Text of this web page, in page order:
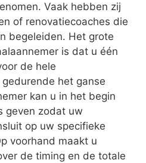
Vaak hebben zij
of renovatiecoaches die
begeleiden. Het grote
is dat u één
de hele
het ganse
kan u in het begin
geven zodat uw
op uw specifieke
voorhand maakt u
de timing en de totale